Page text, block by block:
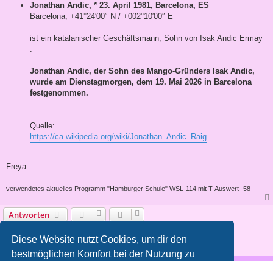
Diese Website nutzt Cookies, um dir den
bestmöglichen Komfort bei der Nutzung zu
Jonathan Andic, * 23. April 1981, Barcelona, ES
Barcelona, +41°24′00″ N / +002°10′00″ E
ist ein katalanischer Geschäftsmann, Sohn von Isak Andic Ermay
.
Jonathan Andic, der Sohn des Mango-Gründers Isak Andic,
wurde am Dienstagmorgen, dem 19. Mai 2026 in Barcelona
festgenommen.
Quelle:
https://ca.wikipedia.org/wiki/Jonathan_Andic_Raig
Freya
verwendetes aktuelles Programm "Hamburger Schule" WSL-114 mit T-Auswert -58
Antworten